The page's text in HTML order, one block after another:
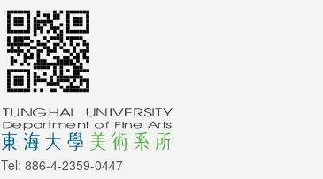
Tel: 886-4-2359-0447